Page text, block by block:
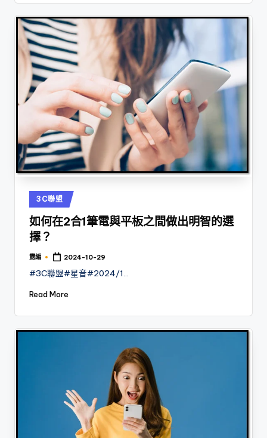
Posted
in
3C聯盟
如何在2合1筆電與平板之間做出明智的選
擇？
Posted
露編 2024-10-29
#3C聯盟#星音#2024/1…
Read More